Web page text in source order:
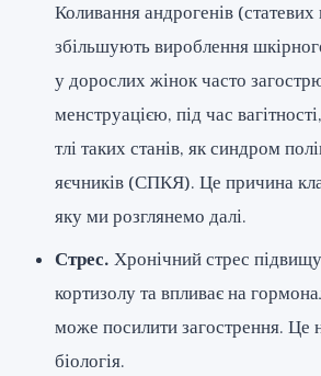
Коливання андрогенів (статевих
збільшують вироблення
у дорослих жінок часто
менструацією, під час
тлі таких станів, як синдром
яєчників (СПКЯ). Це причина
яку ми розглянемо далі.
Стрес. Хронічний стрес
кортизолу та впливає на
може посилити загострення. Це
біологія.